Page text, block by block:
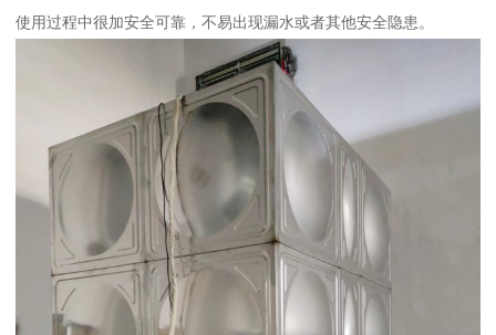
使用过程中很加安全可靠，不易出现漏水或者其他安全隐患。